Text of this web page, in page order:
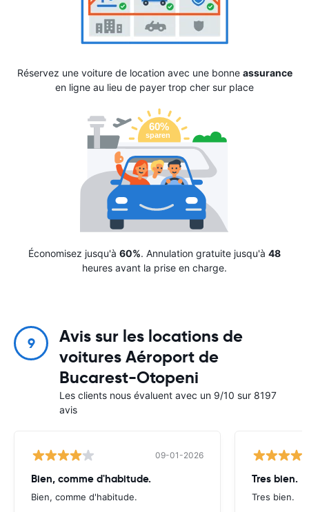
Réservez une voiture de location avec une bonne assurance
en ligne au lieu de payer trop cher sur place
Économisez jusqu'à 60%. Annulation gratuite jusqu'à 48
heures avant la prise en charge.
9
Avis sur les locations de
voitures Aéroport de
Bucarest-Otopeni
Les clients nous évaluent avec un 9/10 sur 8197
avis
09-01-2026
Bien, comme d'habitude.
Bien, comme d'habitude.
Tres bien.
Tres bien.